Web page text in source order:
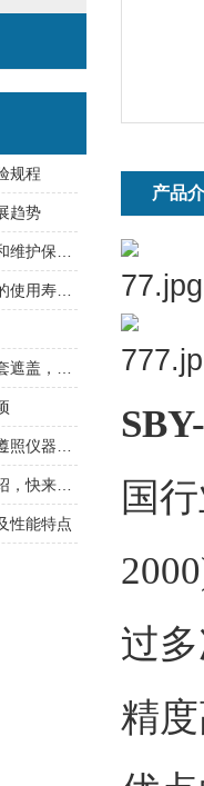
产品
国
过
精
规程
趋势
性能特点